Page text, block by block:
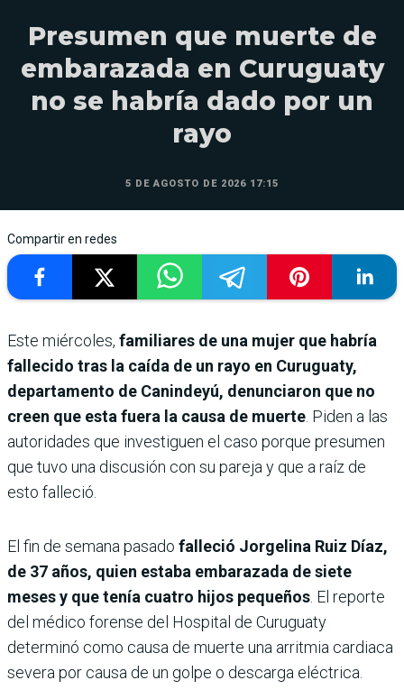
Presumen que muerte de
embarazada en Curuguaty
no se habría dado por un
rayo
5 DE AGOSTO DE 2026 17:15
Compartir en redes
Este miércoles, familiares de una mujer que habría
fallecido tras la caída de un rayo en Curuguaty,
departamento de Canindeyú, denunciaron que no
creen que esta fuera la causa de muerte. Piden a las
autoridades que investiguen el caso porque presumen
que tuvo una discusión con su pareja y que a raíz de
esto falleció.
El fin de semana pasado falleció Jorgelina Ruiz Díaz,
de 37 años, quien estaba embarazada de siete
meses y que tenía cuatro hijos pequeños. El reporte
del médico forense del Hospital de Curuguaty
determinó como causa de muerte una arritmia cardiaca
severa por causa de un golpe o descarga eléctrica.